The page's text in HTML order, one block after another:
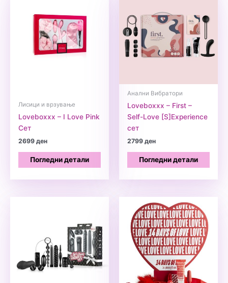
Лисици и врзување
Loveboxxx – I Love Pink
Сет
2699ден
Погледни детали
Анални Вибратори
Loveboxxx – First –
Self-Love [S]Experience
сет
2799ден
Погледни детали